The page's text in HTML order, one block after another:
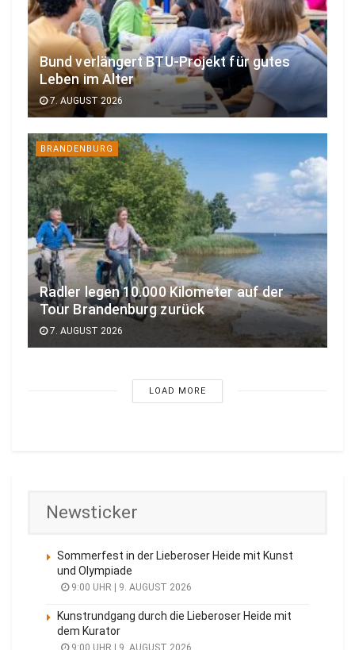
Bund verlängert BTU-Projekt für gutes
Leben im Alter
7. AUGUST 2026
BRANDENBURG
Radler legen 10.000 Kilometer auf der
Tour Brandenburg zurück
7. AUGUST 2026
LOAD MORE
Newsticker
Sommerfest in der Lieberoser Heide mit Kunst
und Olympiade
9:00 UHR | 9. AUGUST 2026
Kunstrundgang durch die Lieberoser Heide mit
dem Kurator
9:00 UHR | 9. AUGUST 2026